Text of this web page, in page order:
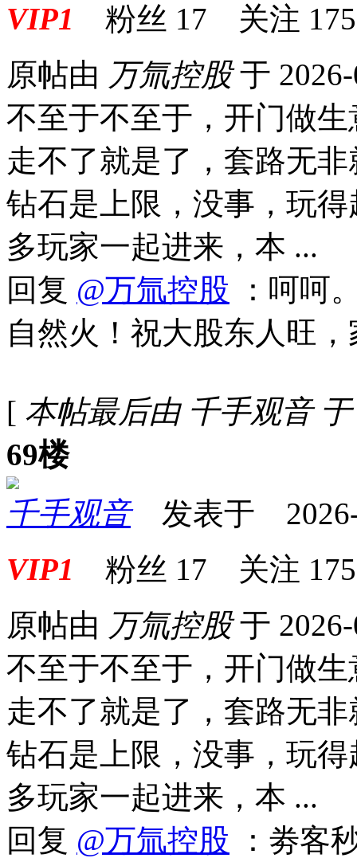
VIP1 粉丝 17 关注 175
原帖由 万氚控股于
不至于不至于，开门做
走不了就是了，套路无
钻石是上限，没事，玩
多玩家一起进来，本 ...
回复 @万氚控股 ：呵呵
自然火！祝大股东人旺
[ 本帖最后由 千手观音
69楼
千手观音发表于 2026-
VIP1 粉丝 17 关注 175
原帖由 万氚控股于
不至于不至于，开门做
走不了就是了，套路无
钻石是上限，没事，玩
多玩家一起进来，本 ...
回复 @万氚控股 ：劵客